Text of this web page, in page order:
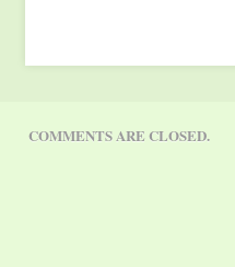
Zuschauern in 14 Ländern für
COMMENTS ARE CLOSED.